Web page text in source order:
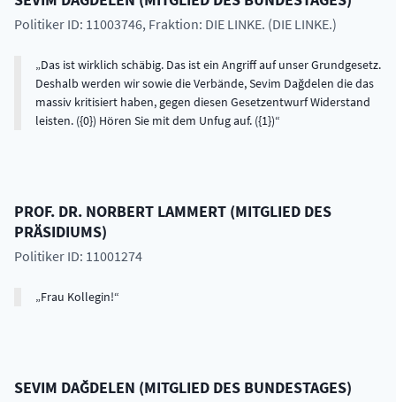
Politiker ID: 11003746, Fraktion: DIE LINKE. (DIE LINKE.)
Das ist wirklich schäbig. Das ist ein Angriff auf unser Grundgesetz.
Deshalb werden wir sowie die Verbände, Sevim Dağdelen die das
massiv kritisiert haben, gegen diesen Gesetzentwurf Widerstand
leisten. ({0}) Hören Sie mit dem Unfug auf. ({1})
PROF. DR. NORBERT LAMMERT (MITGLIED DES
PRÄSIDIUMS)
Politiker ID: 11001274
Frau Kollegin!
SEVIM DAĞDELEN (MITGLIED DES BUNDESTAGES)